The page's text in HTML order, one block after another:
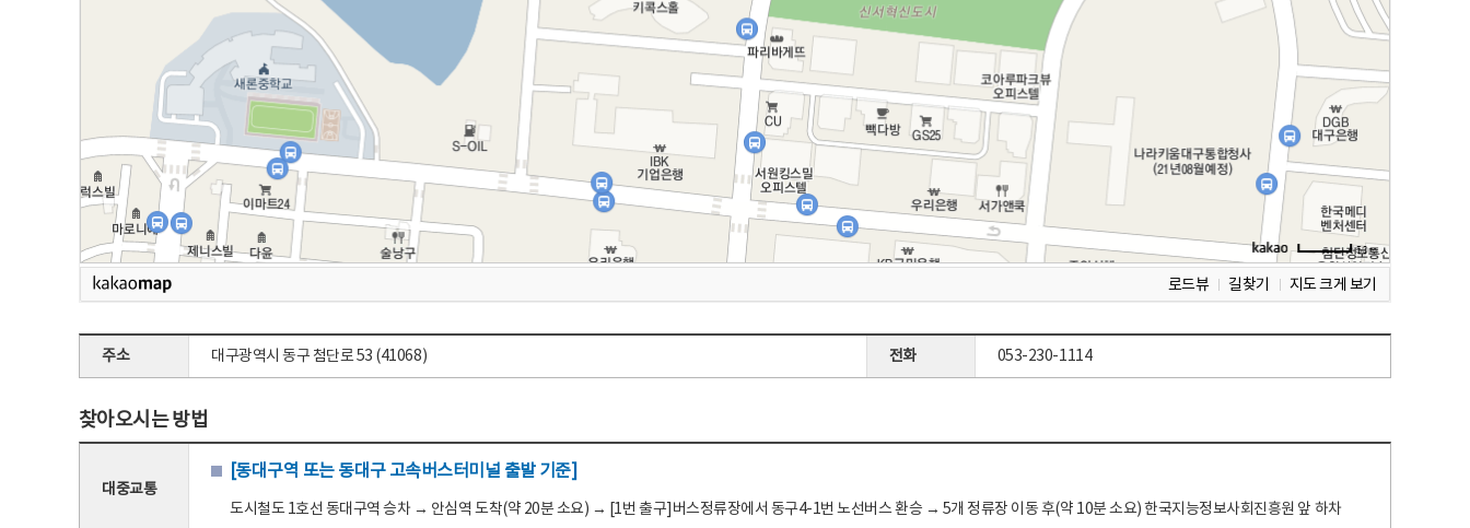
로드뷰 길찾기 지도 크게 보기
주소 대구광역시 동구 첨단로 53 (41068) 전화 053-230-1114
찾아오시는 방법
대중교통
[동대구역 또는 동대구 고속버스터미널 출발 기준]
도시철도 1호선 동대구역 승차 → 안심역 도착(약 20분 소요) → [1번 출구]버스정류장에서 동구4-1번 노선버스 환승 → 5개 정류장 이동 후(약 10분 소요) 한국지능정보사회진흥원 앞 하차